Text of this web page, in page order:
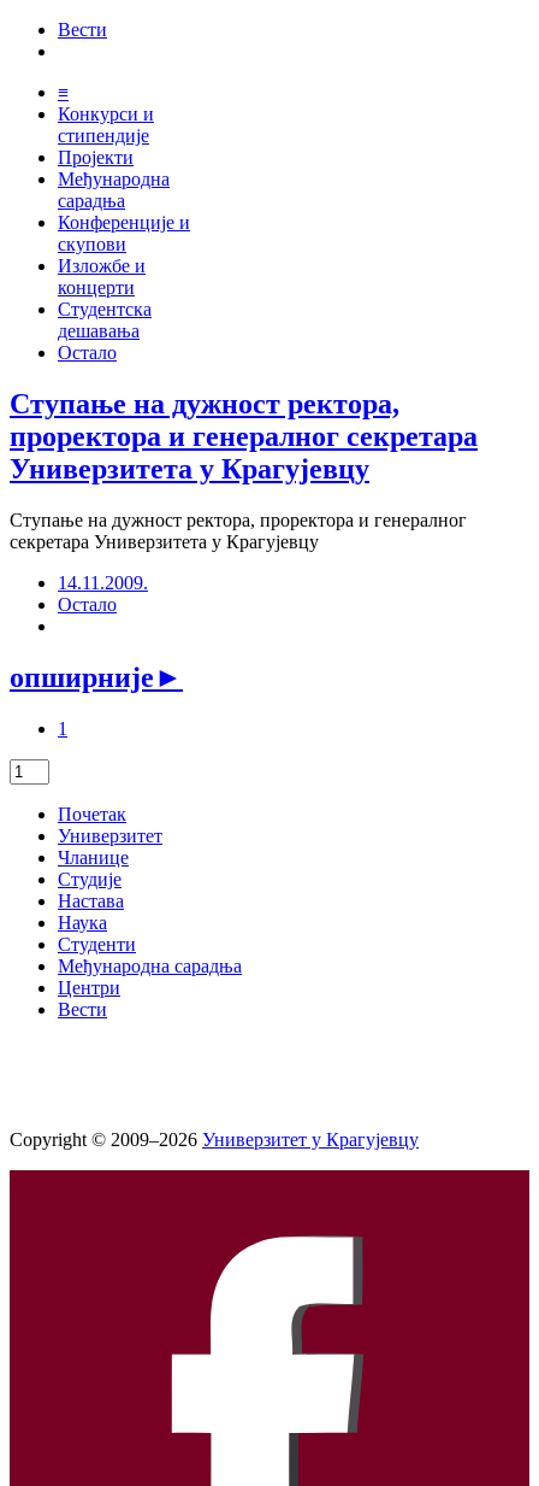
Вести
≡
Конкурси и
стипендије
Пројекти
Међународна
сарадња
Конференције и
скупови
Изложбе и
концерти
Студентска
дешавања
Остало
Ступање на дужност ректора,
проректора и генералног секретара
Универзитета у Крагујевцу
Ступање на дужност ректора, проректора и генералног
секретара Универзитета у Крагујевцу
14.11.2009.
Остало
опширније►
1
Почетак
Универзитет
Чланице
Студије
Настава
Наука
Студенти
Међународна сарадња
Центри
Вести
Copyright © 2009–2026 Универзитет у Крагујевцу